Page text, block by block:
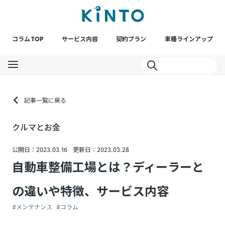
コラム TOP サービス内容 契約プラン 車種ラインアップ
記事一覧に戻る
クルマとお金
公開日：2023.03.16 更新日：2023.03.28
自動車整備工場とは？ディーラーと
の違いや特徴、サービス内容
#メンテナンス #コラム